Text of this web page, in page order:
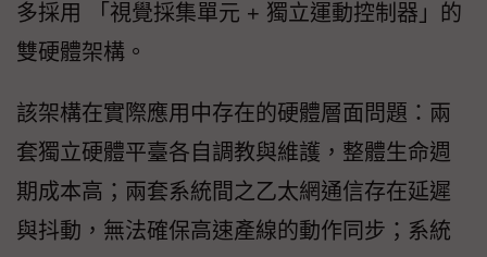
多採用 「視覺採集單元 + 獨立運動控制器」的
雙硬體架構。
該架構在實際應用中存在的硬體層面問題：兩
套獨立硬體平臺各自調教與維護，整體生命週
期成本高；兩套系統間之乙太網通信存在延遲
與抖動，無法確保高速產線的動作同步；系統